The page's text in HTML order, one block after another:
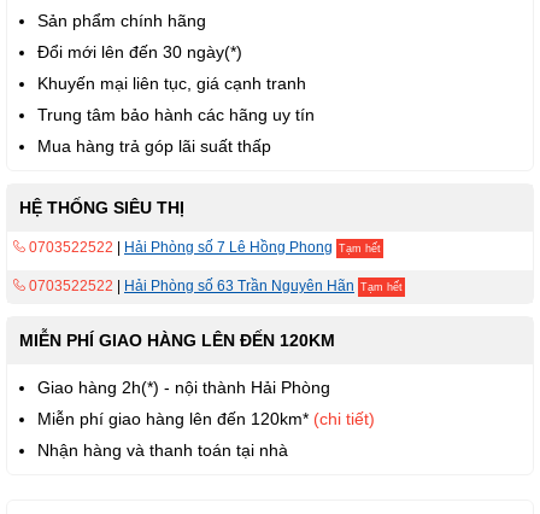
Sản phẩm chính hãng
Đổi mới lên đến 30 ngày(*)
Khuyến mại liên tục, giá cạnh tranh
Trung tâm bảo hành các hãng uy tín
Mua hàng trả góp lãi suất thấp
HỆ THỐNG SIÊU THỊ
0703522522 Hải Phòng số 7 Lê Hồng Phong Tạm hết
0703522522 Hải Phòng số 63 Trần Nguyên Hãn Tạm hết
MIỄN PHÍ GIAO HÀNG LÊN ĐẾN 120KM
Giao hàng 2h(*) - nội thành Hải Phòng
Miễn phí giao hàng lên đến 120km* (chi tiết)
Nhận hàng và thanh toán tại nhà